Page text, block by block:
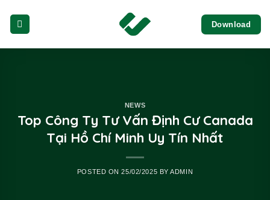
content
Download
NEWS
Top Công Ty Tư Vấn Định Cư Canada
Tại Hồ Chí Minh Uy Tín Nhất
POSTED ON25/02/2025 BYADMIN